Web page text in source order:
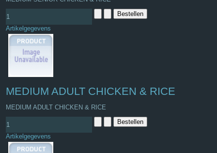
Artikelgegevens
MEDIUM ADULT CHICKEN & RICE
MEDIUM ADULT CHICKEN & RICE
Artikelgegevens